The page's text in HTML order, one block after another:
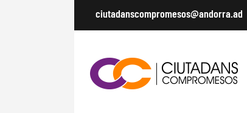
ciutadanscompromesos@andorra.ad